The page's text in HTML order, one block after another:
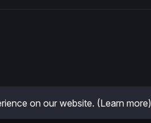
on our website. (Learn more)